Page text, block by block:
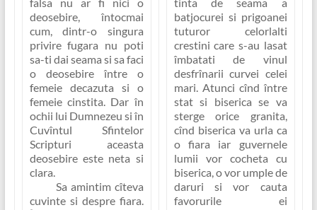
falsa nu ar fi nici o
deosebire, întocmai
cum, dintr-o singura
privire fugara nu poti
sa-ti dai seama si sa faci
o deosebire între o
femeie decazuta si o
femeie cinstita. Dar în
ochii lui Dumnezeu si în
Cuvîntul Sfintelor
Scripturi aceasta
deosebire este neta si
clara.
Sa amintim cîteva
cuvinte si despre fiara.
tinta de seama a
batjocurei si prigoanei
tuturor celorlalti
crestini care s-au lasat
îmbatati de vinul
desfrînarii curvei celei
mari. Atunci cînd între
stat si biserica se va
sterge orice granita,
cînd biserica va urla ca
o fiara iar guvernele
lumii vor cocheta cu
biserica, o vor umple de
daruri si vor cauta
favorurile ei